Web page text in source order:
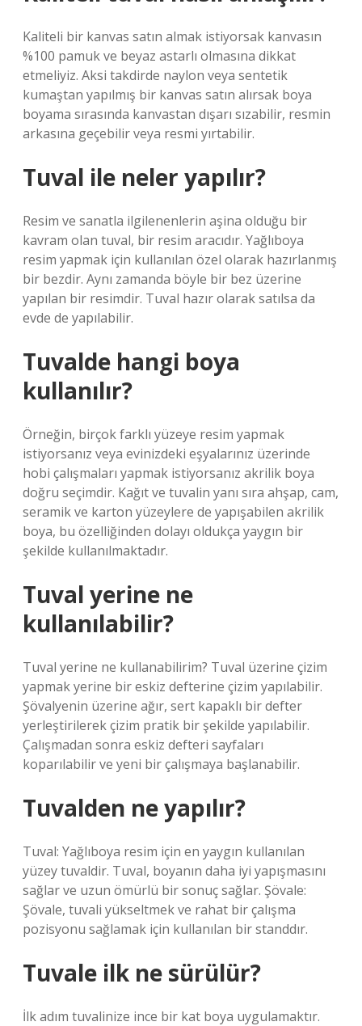
Kaliteli bir kanvas satın almak istiyorsak kanvasın
%100 pamuk ve beyaz astarlı olmasına dikkat
etmeliyiz. Aksi takdirde naylon veya sentetik
kumaştan yapılmış bir kanvas satın alırsak boya
boyama sırasında kanvastan dışarı sızabilir, resmin
arkasına geçebilir veya resmi yırtabilir.
Tuval ile neler yapılır?
Resim ve sanatla ilgilenenlerin aşina olduğu bir
kavram olan tuval, bir resim aracıdır. Yağlıboya
resim yapmak için kullanılan özel olarak hazırlanmış
bir bezdir. Aynı zamanda böyle bir bez üzerine
yapılan bir resimdir. Tuval hazır olarak satılsa da
evde de yapılabilir.
Tuvalde hangi boya
kullanılır?
Örneğin, birçok farklı yüzeye resim yapmak
istiyorsanız veya evinizdeki eşyalarınız üzerinde
hobi çalışmaları yapmak istiyorsanız akrilik boya
doğru seçimdir. Kağıt ve tuvalin yanı sıra ahşap, cam,
seramik ve karton yüzeylere de yapışabilen akrilik
boya, bu özelliğinden dolayı oldukça yaygın bir
şekilde kullanılmaktadır.
Tuval yerine ne
kullanılabilir?
Tuval yerine ne kullanabilirim? Tuval üzerine çizim
yapmak yerine bir eskiz defterine çizim yapılabilir.
Şövalyenin üzerine ağır, sert kapaklı bir defter
yerleştirilerek çizim pratik bir şekilde yapılabilir.
Çalışmadan sonra eskiz defteri sayfaları
koparılabilir ve yeni bir çalışmaya başlanabilir.
Tuvalden ne yapılır?
Tuval: Yağlıboya resim için en yaygın kullanılan
yüzey tuvaldir. Tuval, boyanın daha iyi yapışmasını
sağlar ve uzun ömürlü bir sonuç sağlar. Şövale:
Şövale, tuvali yükseltmek ve rahat bir çalışma
pozisyonu sağlamak için kullanılan bir standdır.
Tuvale ilk ne sürülür?
İlk adım tuvalinize ince bir kat boya uygulamaktır.